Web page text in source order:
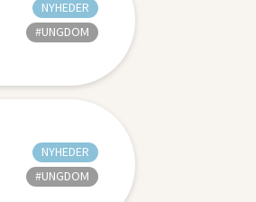
NYHEDER
#UNGDOM
NYHEDER
#UNGDOM